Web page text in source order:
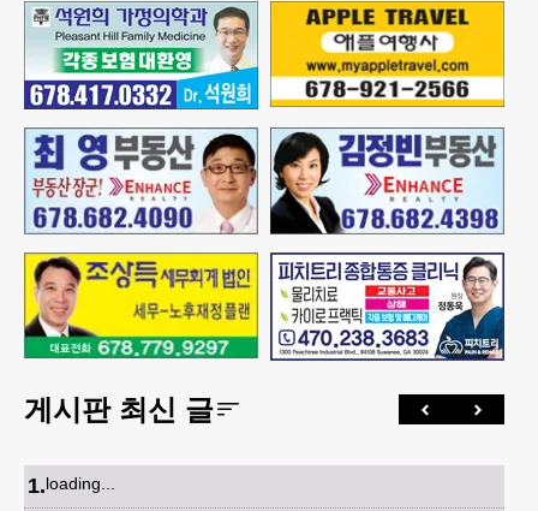
게시판 최신 글
1.loading...